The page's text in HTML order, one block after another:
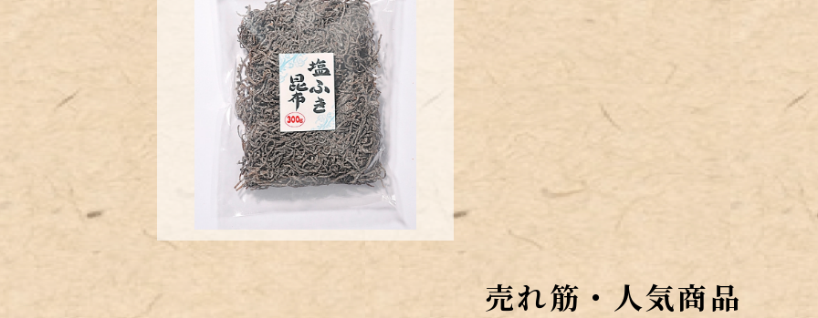
【調味料代わり】塩ふき昆布300g【チャー
ハンの具材に使える！】
¥1,920
売れ筋・人気商品